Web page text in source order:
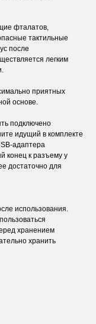
фталатов,
тактильные
после
легким
приятных
основе.
подключено
идущий в комплекте
адаптера
конец к разъему у
достаточно для
использования.
хранением
хранить